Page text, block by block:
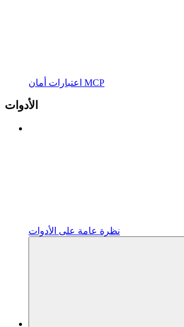
اعتبارات أمان MCP
الأدوات
نظرة عامة على الأدوات